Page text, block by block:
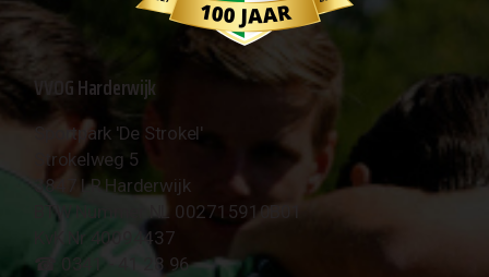
VVOG Harderwijk
Sportpark 'De Strokel'
Strokelweg 5
3847 LR Harderwijk
BTW Nummer NL 002715910B01
KvK Nr 40094437
☎︎ 0341 - 41 28 96